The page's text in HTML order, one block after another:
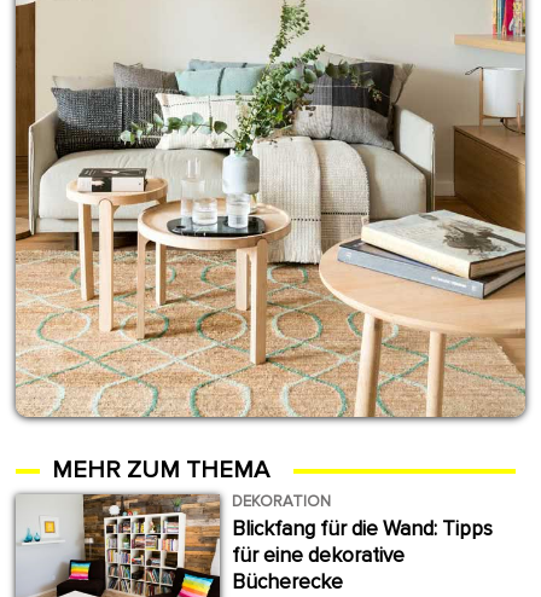
MEHR ZUM THEMA
DEKORATION
Blickfang für die Wand: Tipps
für eine dekorative
Bücherecke